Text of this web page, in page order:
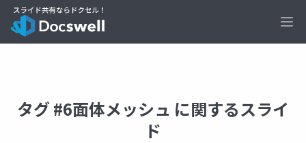
タグ #6面体メッシュ に関するスライ
ド